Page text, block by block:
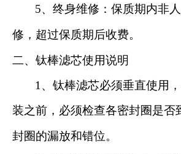
5、终身维修：保质期内非
修，超过保质期后收费。
二、钛棒滤芯使用说明
1 、钛棒滤芯必须垂直使用
装之前，必须检查各密封圈是否
封圈的漏放和错位。